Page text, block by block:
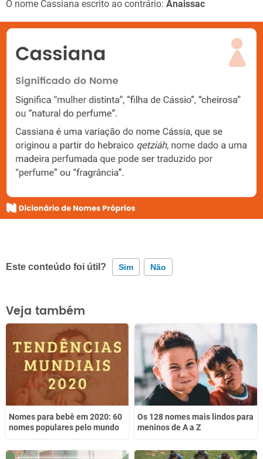
O nome Cassiana escrito ao contrário: Anaissac
Este conteúdo foi útil? Sim Não
Este conteúdo contém informação incorreta
Este conteúdo não tem a informação que procuro
Outro
Veja também
Nomes para bebê em 2020: 60
nomes populares pelo mundo
Os 128 nomes mais lindos para
meninos de A a Z